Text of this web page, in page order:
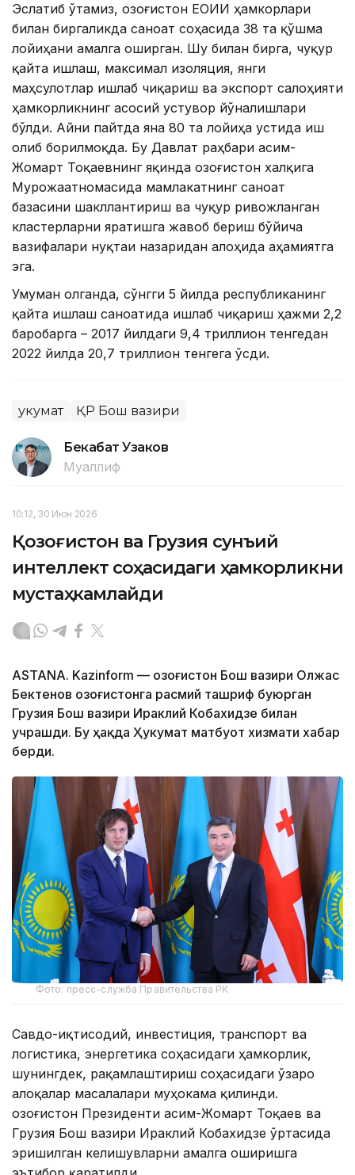
Эслатиб ўтамиз, Қозоғистон ЕОИИ ҳамкорлари
билан биргаликда саноат соҳасида 38 та қўшма
лойиҳани амалга оширган. Шу билан бирга, чуқур
қайта ишлаш, максимал изоляция, янги
маҳсулотлар ишлаб чиқариш ва экспорт салоҳияти
ҳамкорликнинг асосий устувор йўналишлари
бўлди. Айни пайтда яна 80 та лойиҳа устида иш
олиб борилмоқда. Бу Давлат раҳбари Қасим-
Жомарт Тоқаевнинг яқинда Қозоғистон халқига
Мурожаатномасида мамлакатнинг саноат
базасини шакллантириш ва чуқур ривожланган
кластерларни яратишга жавоб бериш бўйича
вазифалари нуқтаи назаридан алоҳида аҳамиятга
эга.
Умуман олганда, сўнгги 5 йилда республиканинг
қайта ишлаш саноатида ишлаб чиқариш ҳажми 2,2
баробарга – 2017 йилдаги 9,4 триллион тенгедан
2022 йилда 20,7 триллион тенгега ўсди.
Ҳукумат ҚР Бош вазири
Бекабат Узаков
Муаллиф
10:12, 30 Июн 2026
Қозоғистон ва Грузия сунъий
интеллект соҳасидаги ҳамкорликни
мустаҳкамлайди
ASTANA. Kazinform — Қозоғистон Бош вазири Олжас
Бектенов Қозоғистонга расмий ташриф буюрган
Грузия Бош вазири Ираклий Кобахидзе билан
учрашди. Бу ҳақда Ҳукумат матбуот хизмати хабар
берди.
Фото: пресс-служба Правительства РК
Савдо-иқтисодий, инвестиция, транспорт ва
логистика, энергетика соҳасидаги ҳамкорлик,
шунингдек, рақамлаштириш соҳасидаги ўзаро
алоқалар масалалари муҳокама қилинди.
Қозоғистон Президенти Қасим-Жомарт Тоқаев ва
Грузия Бош вазири Ираклий Кобахидзе ўртасида
эришилган келишувларни амалга оширишга